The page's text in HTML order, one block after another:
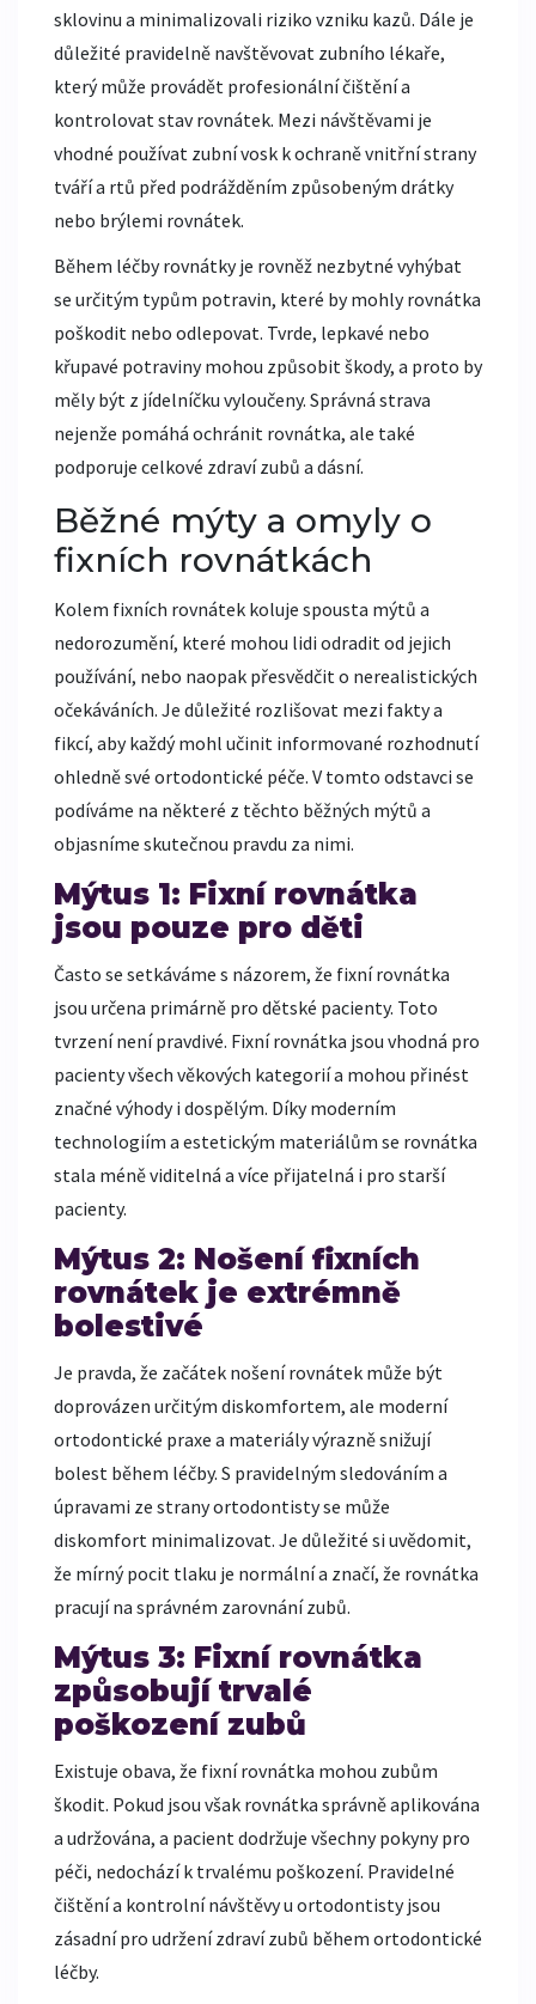
sklovinu a minimalizovali riziko vzniku kazů. Dále je
důležité pravidelně navštěvovat zubního lékaře,
který může provádět profesionální čištění a
kontrolovat stav rovnátek. Mezi návštěvami je
vhodné používat zubní vosk k ochraně vnitřní strany
tváří a rtů před podrážděním způsobeným drátky
nebo brýlemi rovnátek.
Během léčby rovnátky je rovněž nezbytné vyhýbat
se určitým typům potravin, které by mohly rovnátka
poškodit nebo odlepovat. Tvrde, lepkavé nebo
křupavé potraviny mohou způsobit škody, a proto by
měly být z jídelníčku vyloučeny. Správná strava
nejenže pomáhá ochránit rovnátka, ale také
podporuje celkové zdraví zubů a dásní.
Běžné mýty a omyly o
fixních rovnátkách
Kolem fixních rovnátek koluje spousta mýtů a
nedorozumění, které mohou lidi odradit od jejich
používání, nebo naopak přesvědčit o nerealistických
očekáváních. Je důležité rozlišovat mezi fakty a
fikcí, aby každý mohl učinit informované rozhodnutí
ohledně své ortodontické péče. V tomto odstavci se
podíváme na některé z těchto běžných mýtů a
objasníme skutečnou pravdu za nimi.
Mýtus 1: Fixní rovnátka
jsou pouze pro děti
Často se setkáváme s názorem, že fixní rovnátka
jsou určena primárně pro dětské pacienty. Toto
tvrzení není pravdivé. Fixní rovnátka jsou vhodná pro
pacienty všech věkových kategorií a mohou přinést
značné výhody i dospělým. Díky moderním
technologiím a estetickým materiálům se rovnátka
stala méně viditelná a více přijatelná i pro starší
pacienty.
Mýtus 2: Nošení fixních
rovnátek je extrémně
bolestivé
Je pravda, že začátek nošení rovnátek může být
doprovázen určitým diskomfortem, ale moderní
ortodontické praxe a materiály výrazně snižují
bolest během léčby. S pravidelným sledováním a
úpravami ze strany ortodontisty se může
diskomfort minimalizovat. Je důležité si uvědomit,
že mírný pocit tlaku je normální a značí, že rovnátka
pracují na správném zarovnání zubů.
Mýtus 3: Fixní rovnátka
způsobují trvalé
poškození zubů
Existuje obava, že fixní rovnátka mohou zubům
škodit. Pokud jsou však rovnátka správně aplikována
a udržována, a pacient dodržuje všechny pokyny pro
péči, nedochází k trvalému poškození. Pravidelné
čištění a kontrolní návštěvy u ortodontisty jsou
zásadní pro udržení zdraví zubů během ortodontické
léčby.